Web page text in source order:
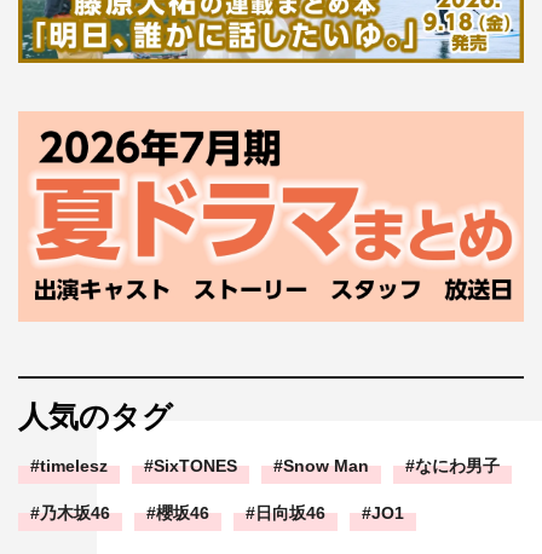
人気のタグ
timelesz SixTONES Snow Man なにわ男子
乃木坂46 櫻坂46 日向坂46 JO1